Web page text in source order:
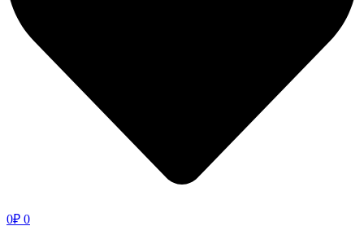
0₽ 0